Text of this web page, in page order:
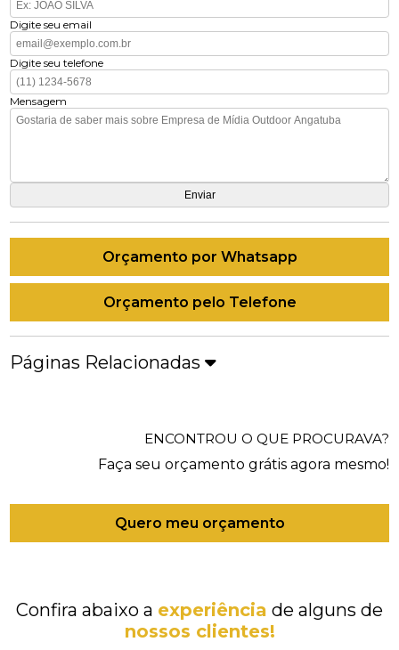
Digite seu email
Digite seu telefone
Mensagem
Orçamento por Whatsapp
Orçamento pelo Telefone
Páginas Relacionadas
ENCONTROU O QUE PROCURAVA?
Faça seu orçamento grátis agora mesmo!
Quero meu orçamento
Confira abaixo a experiência de alguns de
nossos clientes!